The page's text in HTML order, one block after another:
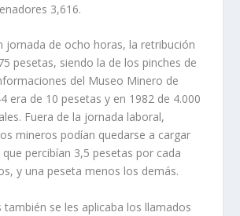
3,616.
jornada de ocho horas, la retribución
pesetas, siendo la de los pinches de
del Museo Minero de
era de 10 pesetas y en 1982 de 4.000
Fuera de la jornada laboral,
mineros podían quedarse a cargar
percibían 3,5 pesetas por cada
y una peseta menos los demás.
también se les aplicaba los llamados